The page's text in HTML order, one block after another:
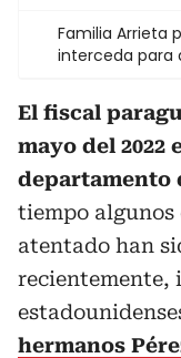
Familia Arrieta
interceda para
El fiscal
mayo del 2022
departamento
tiempo algunos
atentado han
recientemente,
hermanos